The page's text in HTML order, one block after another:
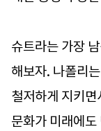
슈트라는 가장
해보자. 나폴리
철저하게 지키
문화가 미래에